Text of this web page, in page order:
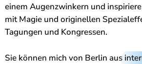
einem Augenzwinkern und
mit Magie und originellen
Tagungen und Kongressen.
Sie können mich von Berlin aus